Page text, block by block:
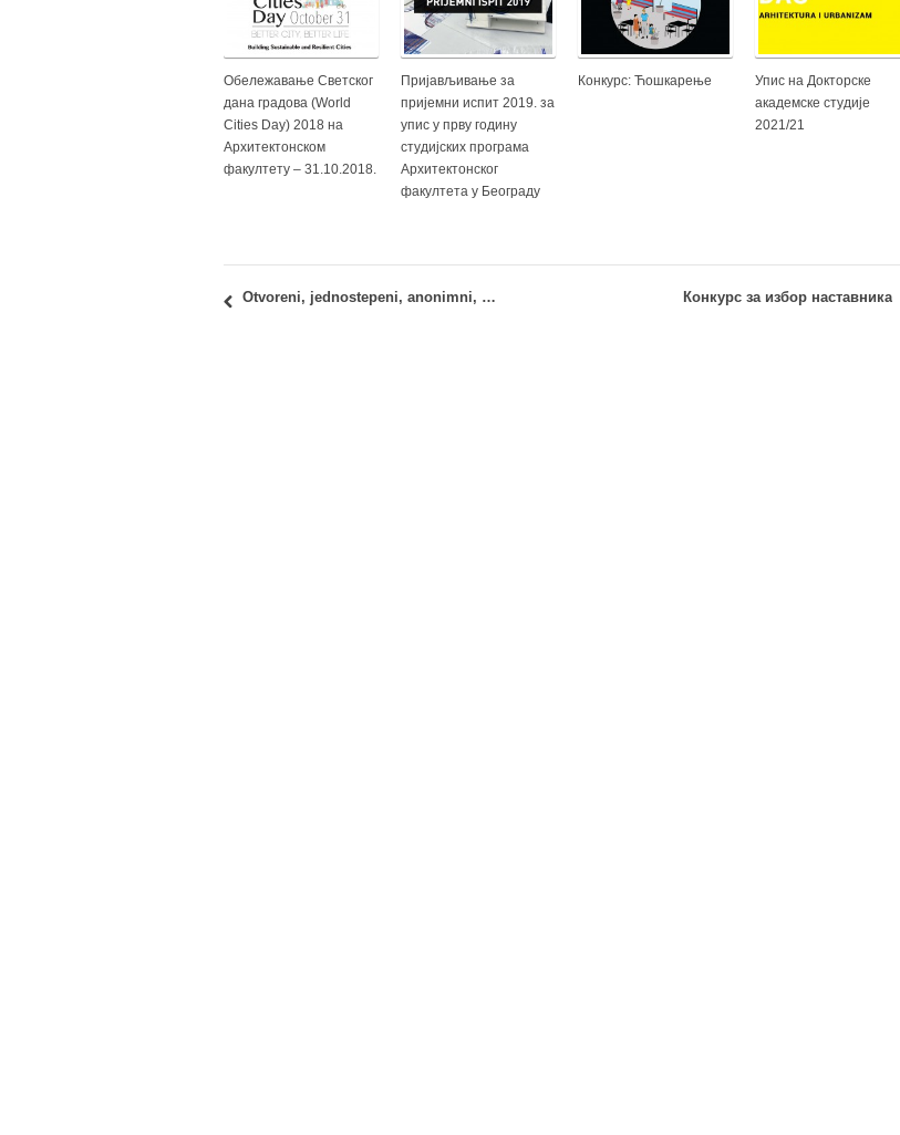
Обележавање Светског
дана градова (World
Cities Day) 2018 на
Архитектонском
факултету – 31.10.2018.
Пријављивање за
пријемни испит 2019. за
упис у прву годину
студијских програма
Архитектонског
факултета у Београду
Конкурс: Ћошкарење
Упис на Докторске
академске студије
2021/21
Otvoreni, jednostepeni, anonimni, studentski arhitektonsko-urbanistički konkurs Ekoton 26 Конкурс за избор наставника